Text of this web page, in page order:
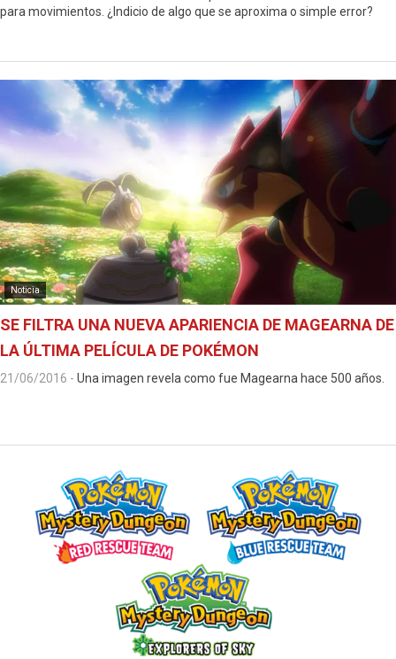
para movimientos. ¿Indicio de algo que se aproxima o simple error?
Noticia
SE FILTRA UNA NUEVA APARIENCIA DE MAGEARNA DE
LA ÚLTIMA PELÍCULA DE POKÉMON
21/06/2016 - Una imagen revela como fue Magearna hace 500 años.